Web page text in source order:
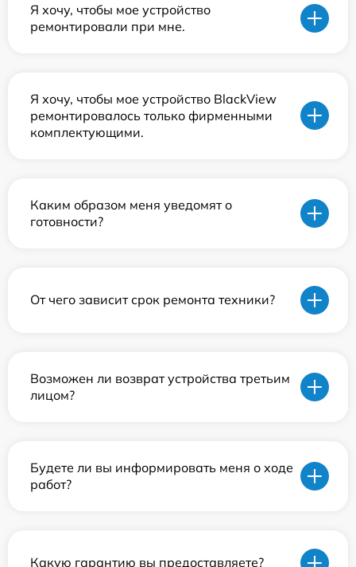
Я хочу, чтобы мое устройство
ремонтировали при мне.
Я хочу, чтобы мое устройство BlackView
ремонтировалось только фирменными
комплектующими.
Каким образом меня уведомят о
готовности?
От чего зависит срок ремонта техники?
Возможен ли возврат устройства третьим
лицом?
Будете ли вы информировать меня о ходе
работ?
Какую гарантию вы предоставляете?